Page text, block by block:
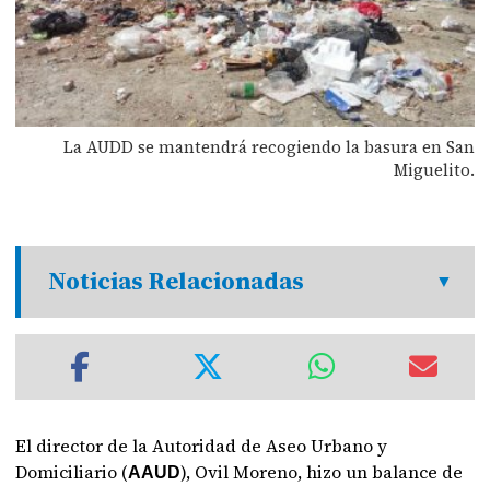
La AUDD se mantendrá recogiendo la basura en San
Miguelito.
Noticias Relacionadas
El director de la Autoridad de Aseo Urbano y
Domiciliario (AAUD), Ovil Moreno, hizo un balance de